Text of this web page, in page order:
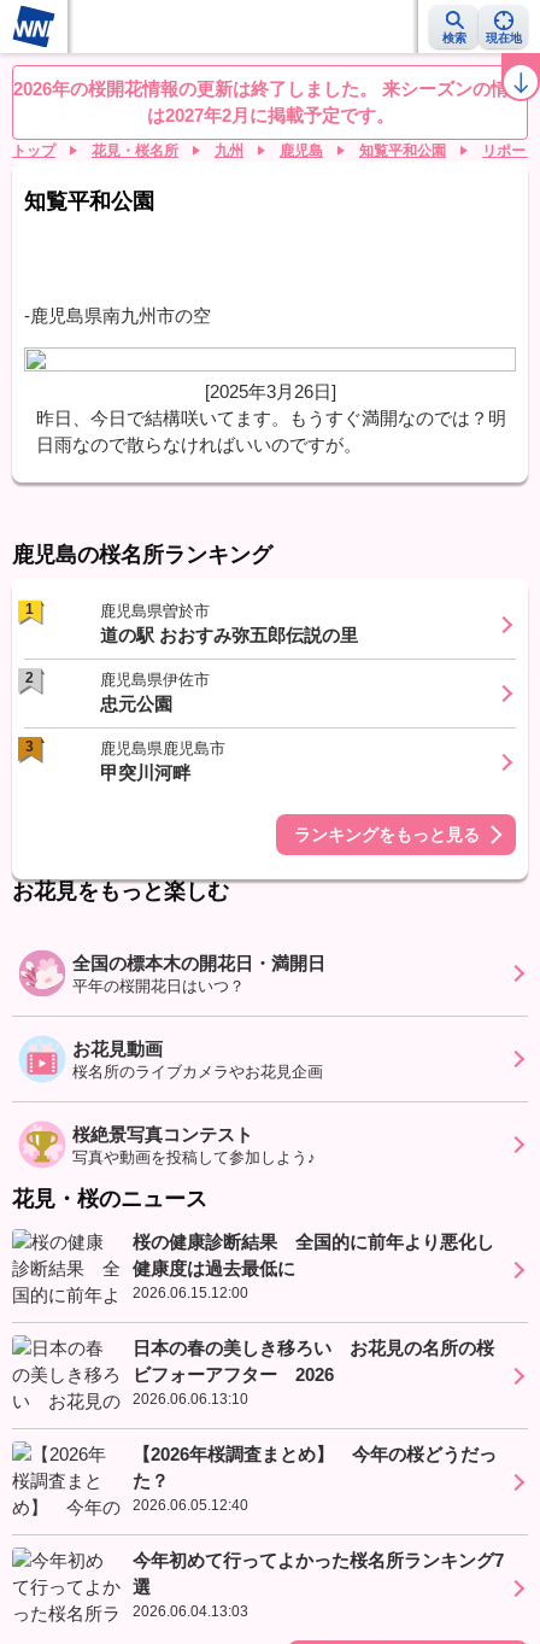
検索 現在地
桜レーダー 名所ランキング 桜開花予想NEWS お花見動画 目的別
2026年の桜開花情報の更新は終了しました。 来シーズンの情報
は2027年2月に掲載予定です。
トップ 花見・桜名所 九州 鹿児島 知覧平和公園 リポー
知覧平和公園
-鹿児島県南九州市の空
[2025年3月26日]
昨日、今日で結構咲いてます。もうすぐ満開なのでは？明
日雨なので散らなければいいのですが。
鹿児島の桜名所ランキング
1 鹿児島県曽於市
道の駅 おおすみ弥五郎伝説の里
2 鹿児島県伊佐市
忠元公園
3 鹿児島県鹿児島市
甲突川河畔
ランキングをもっと見る
お花見をもっと楽しむ
全国の標本木の開花日・満開日
平年の桜開花日はいつ？
お花見動画
桜名所のライブカメラやお花見企画
桜絶景写真コンテスト
写真や動画を投稿して参加しよう♪
花見・桜のニュース
桜の健康診断結果 全国的に前年より悪化し
健康度は過去最低に
2026.06.15.12:00
日本の春の美しき移ろい お花見の名所の桜
ビフォーアフター 2026
2026.06.06.13:10
【2026年桜調査まとめ】 今年の桜どうだっ
た？
2026.06.05.12:40
今年初めて行ってよかった桜名所ランキング7
選
2026.06.04.13:03